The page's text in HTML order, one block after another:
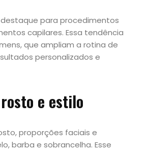
para procedimentos
capilares. Essa tendência
que ampliam a rotina de
personalizados e
e estilo
proporções faciais e
barba e sobrancelha. Esse